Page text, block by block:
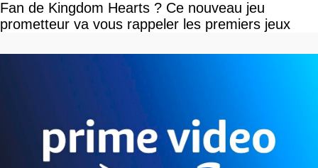
Fan de Kingdom Hearts ? Ce nouveau jeu
prometteur va vous rappeler les premiers jeux